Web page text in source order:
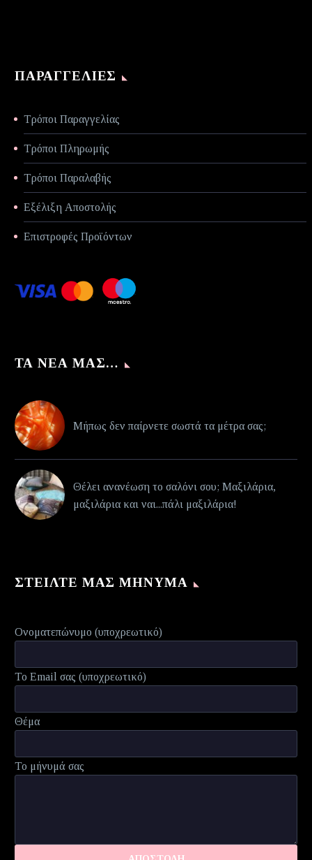
ΠΑΡΑΓΓΕΛΊΕΣ
Τρόποι Παραγγελίας
Τρόποι Πληρωμής
Τρόποι Παραλαβής
Εξέλιξη Αποστολής
Επιστροφές Προϊόντων
ΤΑ ΝΈΑ ΜΑΣ…
Μήπως δεν παίρνετε σωστά τα μέτρα σας;
Θέλει ανανέωση το σαλόνι σου; Μαξιλάρια,
μαξιλάρια και ναι...πάλι μαξιλάρια!
ΣΤΕΊΛΤΕ ΜΑΣ ΜΉΝΥΜΑ
Ονοματεπώνυμο (υποχρεωτικό)
Το Email σας (υποχρεωτικό)
Θέμα
Το μήνυμά σας